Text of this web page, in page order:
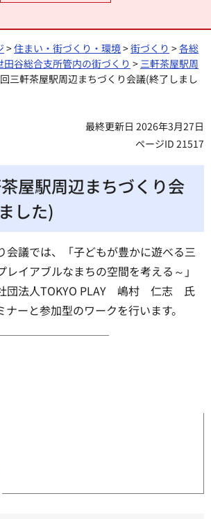
>住まい・街づくり・環境>街づくり >各総
田谷総合支所管内の街づくり > 三軒茶屋駅周
三軒茶屋駅周辺まちづくり会議(終了しまし
最終更新日 2026年3月27日
ページID 21517
屋駅周辺まちづくり会
した)
会議では、「子どもが豊かに遊べる三
イアブルなまちの空間を考える～」
団法人TOKYO PLAY 嶋村 仁志 氏
ーと参加型のワークを行います。